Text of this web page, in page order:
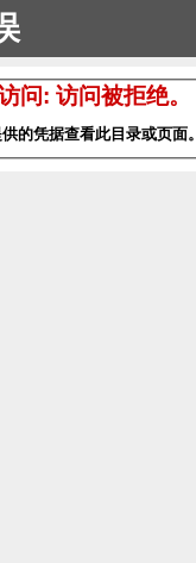
问: 访问被拒绝。
的凭据查看此目录或页面。